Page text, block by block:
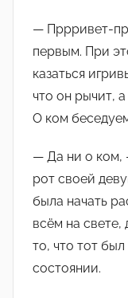
— Пррривет-
первым. При
казаться
что он рычит,
О ком
— Да ни о ком,
рот своей
была начать
всём на
то, что тот
состоянии.